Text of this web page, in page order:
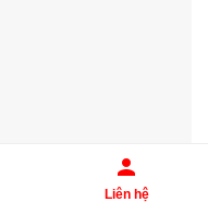
Liên hệ